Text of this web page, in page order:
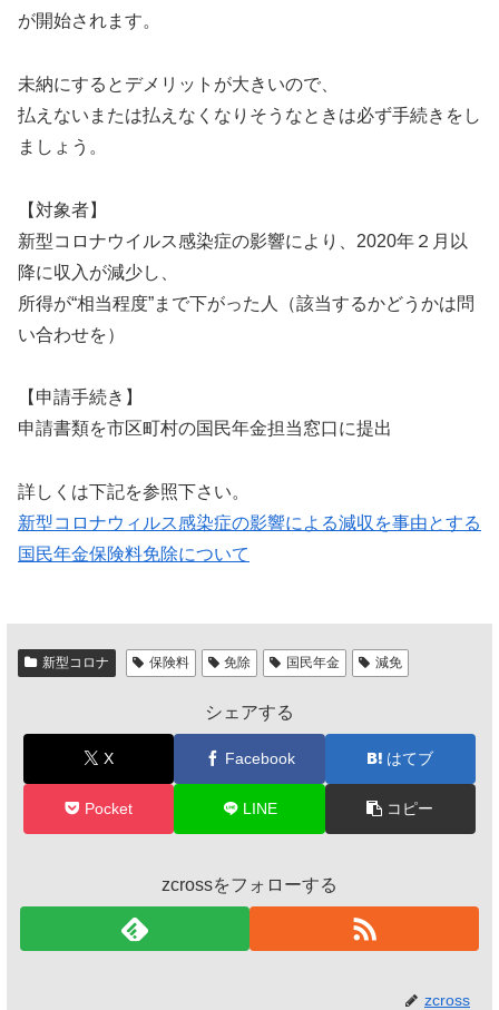
が開始されます。
未納にするとデメリットが大きいので、
払えないまたは払えなくなりそうなときは必ず手続きをし
ましょう。
【対象者】
新型コロナウイルス感染症の影響により、2020年２月以
降に収入が減少し、
所得が“相当程度”まで下がった人（該当するかどうかは問
い合わせを）
【申請手続き】
申請書類を市区町村の国民年金担当窓口に提出
詳しくは下記を参照下さい。
新型コロナウィルス感染症の影響による減収を事由とする
国民年金保険料免除について
新型コロナ 保険料 免除 国民年金 減免
シェアする
X Facebook はてブ
Pocket LINE コピー
zcrossをフォローする
zcross